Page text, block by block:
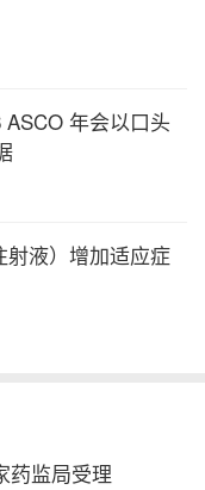
年会以口头
液）增加适应症
药监局受理